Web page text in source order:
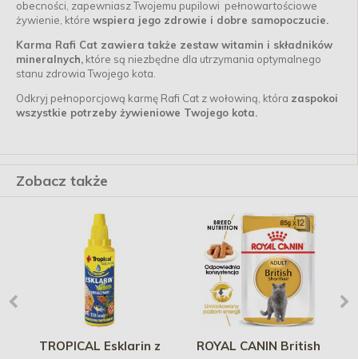
obecności, zapewniasz Twojemu pupilowi pełnowartościowe
żywienie, które wspiera jego zdrowie i dobre samopoczucie.
Karma Rafi Cat zawiera także zestaw witamin i składników
mineralnych, które są niezbędne dla utrzymania optymalnego
stanu zdrowia Twojego kota.
Odkryj pełnoporcjową karmę Rafi Cat z wołowiną, która zaspokoi
wszystkie potrzeby żywieniowe Twojego kota.
Zobacz także
TROPICAL Esklarin z
ROYAL CANIN British